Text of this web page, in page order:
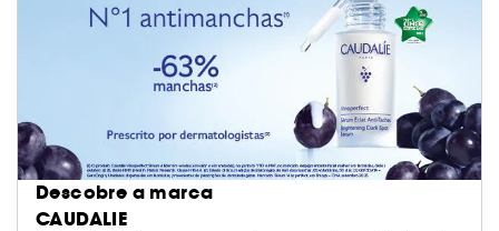
Descobre a marca
CAUDALIE